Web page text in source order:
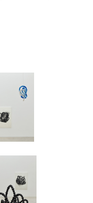
personal history. Since
his use of glass to
Michel Othoniel is
inspired by the
the flower in his
as a focus for its
This exhibition at Kukje
to explore the rich
flower, a symbol
lithographs are arranged to
spirituality. The sculpture
을 작품에 활용해왔으며
대를 상정하여 이를 유리구
내에 역동적인 형상을 구
터 오토니엘은 거울유리구
인 예로 정신분석학 이론
해 다룬 <라캉의 매듭
품세계에서 본질적이고 중
표면적으로 드러나지 않는
았다.
은 프랑스의 낭만주의
않는 찬란함’에서 영감을
installations/